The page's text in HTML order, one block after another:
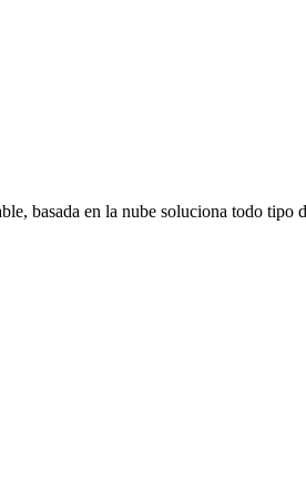
basada en la nube soluciona todo tipo